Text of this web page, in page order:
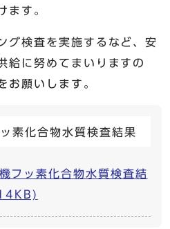
ます。
グ検査を実施するなど、安
給に努めてまいりますの
お願いします。
素化合物水質検査結果
フッ素化合物水質検査結